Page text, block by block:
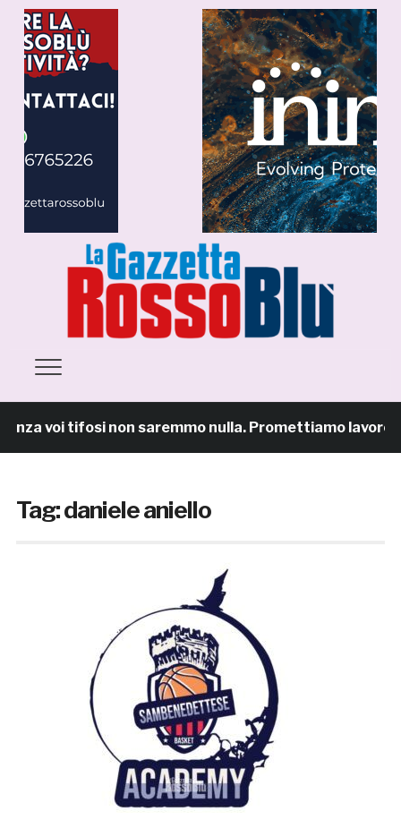
tifosi non saremmo nulla. Promettiamo lavoro e
Tag:daniele aniello